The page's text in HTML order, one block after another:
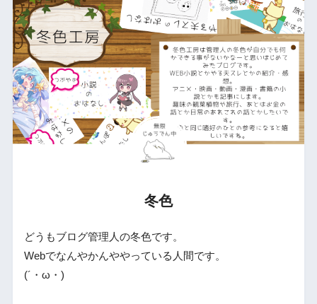
冬色
どうもブログ管理人の冬色です。
Webでなんやかんややっている人間です。
(´・ω・)